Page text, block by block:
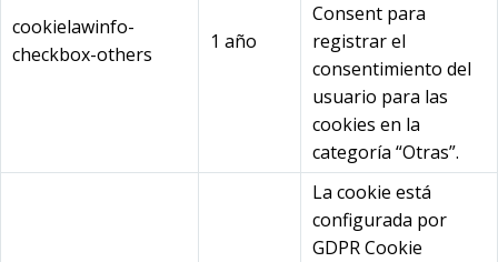
cookielawinfo-
checkbox-others
1 año
Consent para
registrar el
consentimiento del
usuario para las
cookies en la
categoría “Otras”.
La cookie está
configurada por
GDPR Cookie